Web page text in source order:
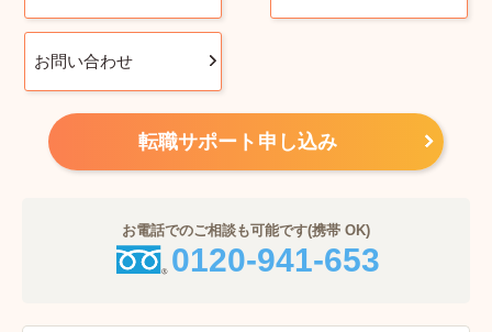
お問い合わせ
転職サポート申し込み
お電話でのご相談も可能です(携帯 OK)
0120-941-653